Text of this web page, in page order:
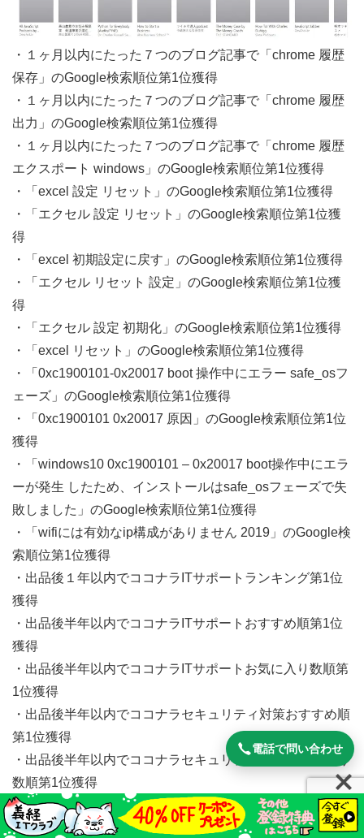
・１ヶ月以内にたった７つのブログ記事で「chrome 履歴
保存」のGoogle検索順位第1位獲得
・１ヶ月以内にたった７つのブログ記事で「chrome 履歴
出力」のGoogle検索順位第1位獲得
・１ヶ月以内にたった７つのブログ記事で「chrome 履歴
エクスポート windows」のGoogle検索順位第1位獲得
・「excel 設定 リセット」のGoogle検索順位第1位獲得
・「エクセル 設定 リセット」のGoogle検索順位第1位獲
得
・「excel 初期設定に戻す」のGoogle検索順位第1位獲得
・「エクセル リセット 設定」のGoogle検索順位第1位獲
得
・「エクセル 設定 初期化」のGoogle検索順位第1位獲得
・「excel リセット」のGoogle検索順位第1位獲得
・「0xc1900101-0x20017 boot 操作中にエラー safe_osフ
ェーズ」のGoogle検索順位第1位獲得
・「0xc1900101 0x20017 原因」のGoogle検索順位第1位
獲得
・「windows10 0xc1900101 – 0x20017 boot操作中にエラ
ーが発生 したため、インストールはsafe_osフェーズで失
敗しました」のGoogle検索順位第1位獲得
・「wifiには有効なip構成がありません 2019」のGoogle検
索順位第1位獲得
・出品後１年以内でココナラITサポートランキング第1位
獲得
・出品後半年以内でココナラITサポートおすすめ順第1位
獲得
・出品後半年以内でココナラITサポートお気に入り数順第
1位獲得
・出品後半年以内でココナラセキュリティ対策おすすめ順
第1位獲得
・出品後半年以内でココナラセキュリティ対策お気に入り
数順第1位獲得
・ココナラ販売実績1,000件突破
・ココナラ出品者ランクプラチナ獲得
電話で問い合わせ